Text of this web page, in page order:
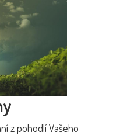
z pohodlí Vašeho